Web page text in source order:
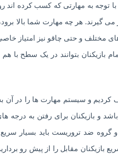
گیرند. هر چه مهارت شما بالا
مختلف و حتی چاقو نیز امتیاز
کردیم و سیستم مهارت ها را در
بازیکنان برای رفتن به درجه
ضد تروریست باید بسیار
بازیکنان مقابل را از پیش رو